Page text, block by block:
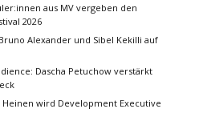
aus MV vergeben den
2026
Alexander und Sibel Kekilli auf
Dascha Petuchow verstärkt
Heinen wird Development Executive